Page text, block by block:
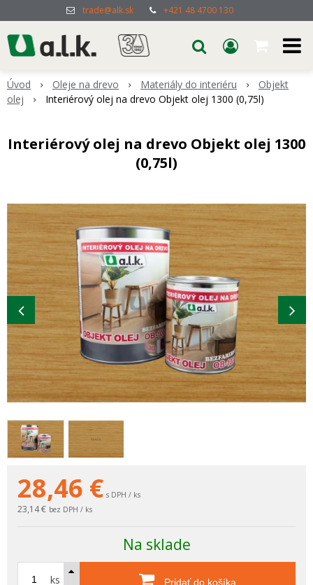
trade@alk.sk +421 48 4700 130
Úvod Oleje na drevo Materiály do interiéru
Objekt
olej
Interiérový olej na drevo Objekt olej 1300 (0,75l)
Interiérový olej na drevo Objekt olej 1300
(0,75l)
28,46 € s DPH / ks
23,14 € bez DPH / ks
Na sklade
ks Pridať do košíka